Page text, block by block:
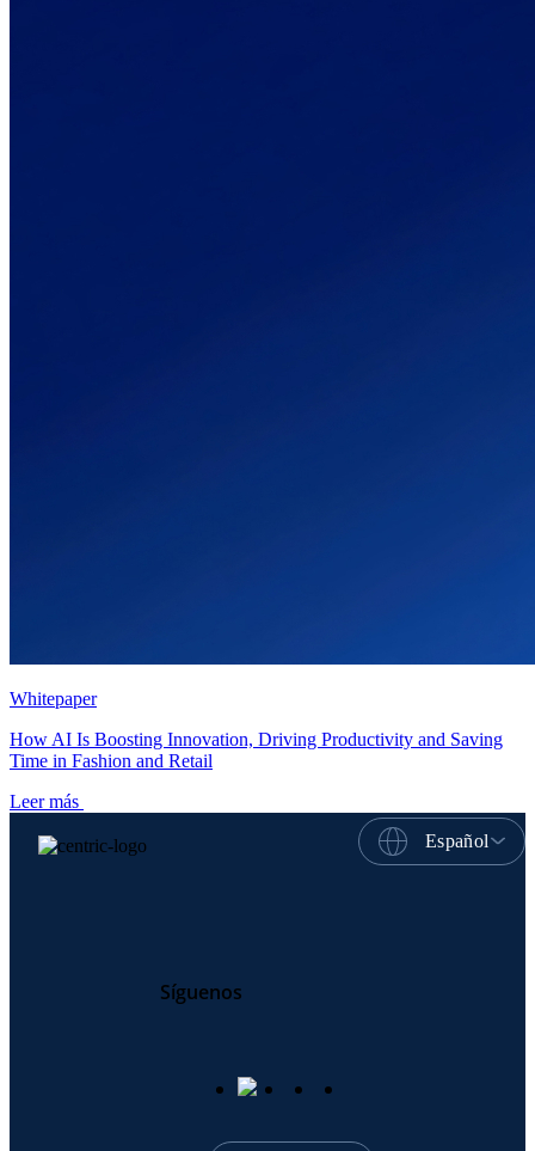
Whitepaper
How AI Is Boosting Innovation, Driving Productivity and Saving
Time in Fashion and Retail
Leer más
Español
Síguenos